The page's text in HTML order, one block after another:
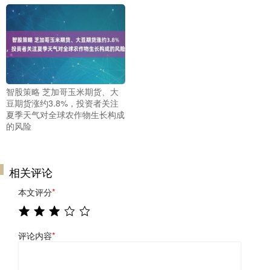
智股策略 芝加哥玉米期货、大
豆期货涨约3.8%，投资者关注
夏季天气对全球农作物生长构成
的风险
相关评论
本文评分*
评论内容*